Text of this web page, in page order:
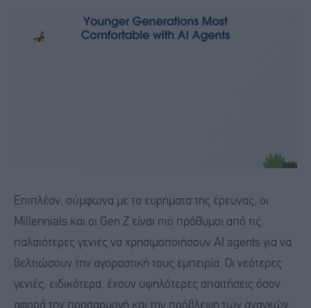
Επιπλέον, σύμφωνα με τα ευρήματα της έρευνας, οι
Μillennials και οι Gen Z είναι πιο πρόθυμοι από τις
παλαιότερες γενιές να χρησιμοποιήσουν AI agents για να
βελτιώσουν την αγοραστική τους εμπειρία. Οι νεότερες
γενιές, ειδικότερα, έχουν υψηλότερες απαιτήσεις όσον